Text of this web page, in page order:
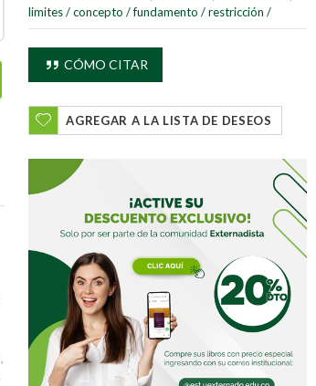
limites / concepto / fundamento / restricción /
CÓMO CITAR
AGREGAR A LA LISTA DE DESEOS